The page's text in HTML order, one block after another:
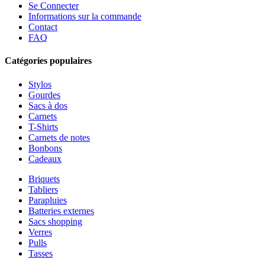
Se Connecter
Informations sur la commande
Contact
FAQ
Catégories populaires
Stylos
Gourdes
Sacs à dos
Carnets
T-Shirts
Carnets de notes
Bonbons
Cadeaux
Briquets
Tabliers
Parapluies
Batteries externes
Sacs shopping
Verres
Pulls
Tasses